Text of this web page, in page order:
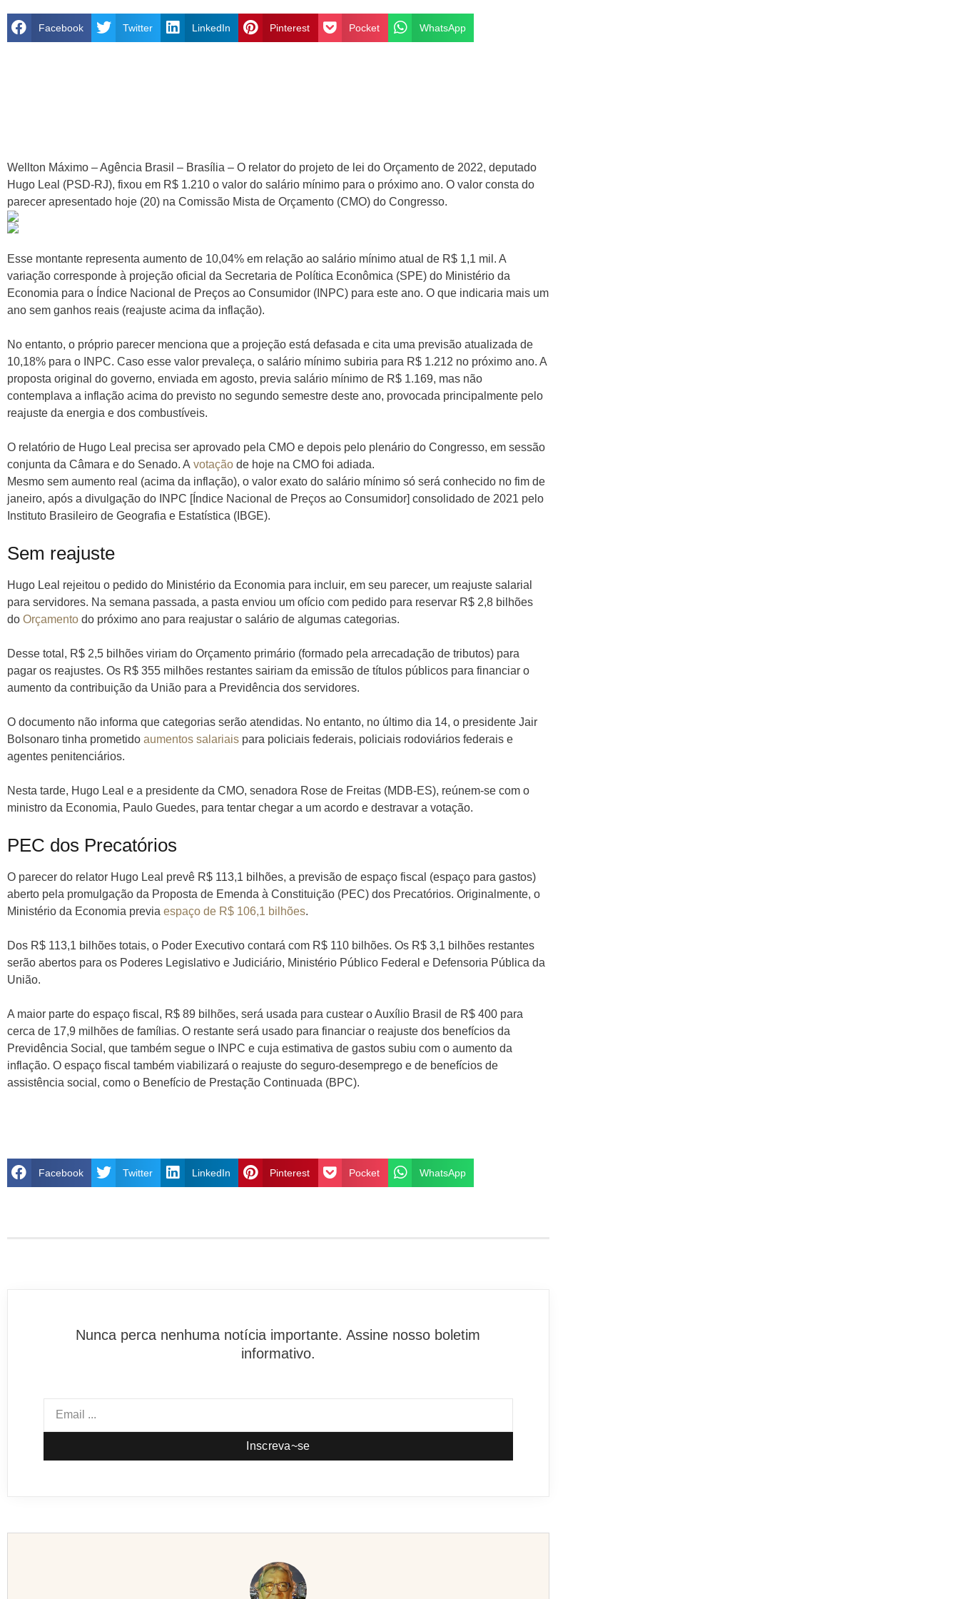
Facebook Twitter LinkedIn Pinterest Pocket WhatsApp
Wellton Máximo – Agência Brasil – Brasília – O relator do projeto de lei do Orçamento de 2022, deputado
Hugo Leal (PSD-RJ), fixou em R$ 1.210 o valor do salário mínimo para o próximo ano. O valor consta do
parecer apresentado hoje (20) na Comissão Mista de Orçamento (CMO) do Congresso.
Esse montante representa aumento de 10,04% em relação ao salário mínimo atual de R$ 1,1 mil. A
variação corresponde à projeção oficial da Secretaria de Política Econômica (SPE) do Ministério da
Economia para o Índice Nacional de Preços ao Consumidor (INPC) para este ano. O que indicaria mais um
ano sem ganhos reais (reajuste acima da inflação).
No entanto, o próprio parecer menciona que a projeção está defasada e cita uma previsão atualizada de
10,18% para o INPC. Caso esse valor prevaleça, o salário mínimo subiria para R$ 1.212 no próximo ano. A
proposta original do governo, enviada em agosto, previa salário mínimo de R$ 1.169, mas não
contemplava a inflação acima do previsto no segundo semestre deste ano, provocada principalmente pelo
reajuste da energia e dos combustíveis.
O relatório de Hugo Leal precisa ser aprovado pela CMO e depois pelo plenário do Congresso, em sessão
conjunta da Câmara e do Senado. A votação de hoje na CMO foi adiada.
Mesmo sem aumento real (acima da inflação), o valor exato do salário mínimo só será conhecido no fim de
janeiro, após a divulgação do INPC [Índice Nacional de Preços ao Consumidor] consolidado de 2021 pelo
Instituto Brasileiro de Geografia e Estatística (IBGE).
Sem reajuste
Hugo Leal rejeitou o pedido do Ministério da Economia para incluir, em seu parecer, um reajuste salarial
para servidores. Na semana passada, a pasta enviou um ofício com pedido para reservar R$ 2,8 bilhões
do Orçamento do próximo ano para reajustar o salário de algumas categorias.
Desse total, R$ 2,5 bilhões viriam do Orçamento primário (formado pela arrecadação de tributos) para
pagar os reajustes. Os R$ 355 milhões restantes sairiam da emissão de títulos públicos para financiar o
aumento da contribuição da União para a Previdência dos servidores.
O documento não informa que categorias serão atendidas. No entanto, no último dia 14, o presidente Jair
Bolsonaro tinha prometido aumentos salariais para policiais federais, policiais rodoviários federais e
agentes penitenciários.
Nesta tarde, Hugo Leal e a presidente da CMO, senadora Rose de Freitas (MDB-ES), reúnem-se com o
ministro da Economia, Paulo Guedes, para tentar chegar a um acordo e destravar a votação.
PEC dos Precatórios
O parecer do relator Hugo Leal prevê R$ 113,1 bilhões, a previsão de espaço fiscal (espaço para gastos)
aberto pela promulgação da Proposta de Emenda à Constituição (PEC) dos Precatórios. Originalmente, o
Ministério da Economia previa espaço de R$ 106,1 bilhões.
Dos R$ 113,1 bilhões totais, o Poder Executivo contará com R$ 110 bilhões. Os R$ 3,1 bilhões restantes
serão abertos para os Poderes Legislativo e Judiciário, Ministério Público Federal e Defensoria Pública da
União.
A maior parte do espaço fiscal, R$ 89 bilhões, será usada para custear o Auxílio Brasil de R$ 400 para
cerca de 17,9 milhões de famílias. O restante será usado para financiar o reajuste dos benefícios da
Previdência Social, que também segue o INPC e cuja estimativa de gastos subiu com o aumento da
inflação. O espaço fiscal também viabilizará o reajuste do seguro-desemprego e de benefícios de
assistência social, como o Benefício de Prestação Continuada (BPC).
Facebook Twitter LinkedIn Pinterest Pocket WhatsApp
Nunca perca nenhuma notícia importante. Assine nosso boletim
informativo.
Inscreva~se